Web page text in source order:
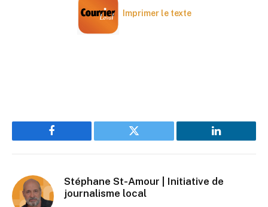
Imprimer le texte
Facebook Twitter LinkedIn
Stéphane St-Amour | Initiative de
journalisme local